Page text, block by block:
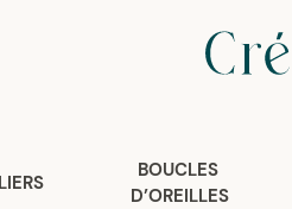
BOUCLES
D’OREILLES